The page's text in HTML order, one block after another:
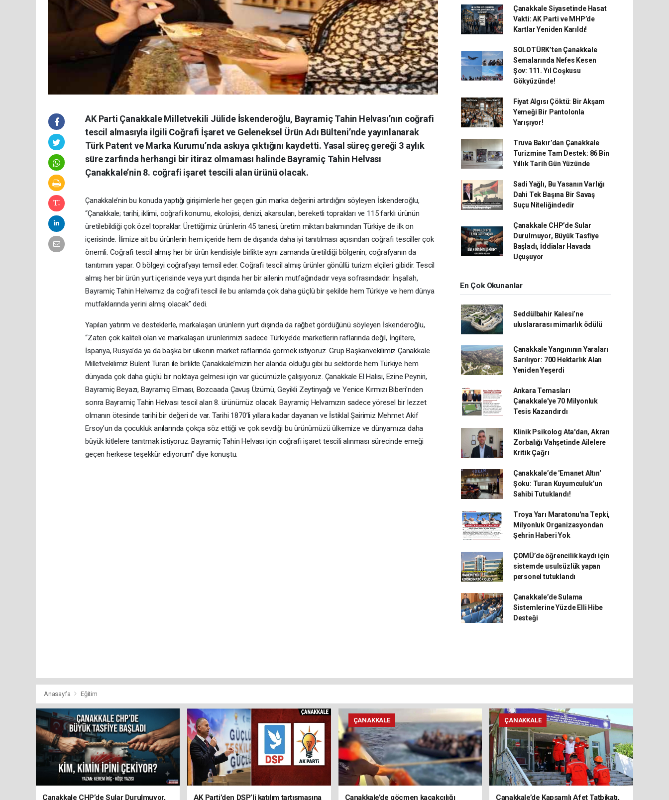
AK Parti Çanakkale Milletvekili Jülide İskenderoğlu, Bayramiç Tahin Helvası’nın coğrafi
tescil almasıyla ilgili Coğrafi İşaret ve Geleneksel Ürün Adı Bülteni’nde yayınlanarak
Türk Patent ve Marka Kurumu’nda askıya çıktığını kaydetti. Yasal süreç gereği 3 aylık
süre zarfında herhangi bir itiraz olmaması halinde Bayramiç Tahin Helvası
Çanakkale’nin 8. coğrafi işaret tescili alan ürünü olacak.
Çanakkale’nin bu konuda yaptığı girişimlerle her geçen gün marka değerini artırdığını söyleyen İskenderoğlu,
“Çanakkale; tarihi, iklimi, coğrafi konumu, ekolojisi, denizi, akarsuları, bereketli toprakları ve 115 farklı ürünün
üretilebildiği çok özel topraklar. Ürettiğimiz ürünlerin 45 tanesi, üretim miktarı bakımından Türkiye de ilk on
içerisinde. İlimize ait bu ürünlerin hem içeride hem de dışarıda daha iyi tanıtılması açısından coğrafi tesciller çok
önemli. Coğrafi tescil almış her bir ürün kendisiyle birlikte aynı zamanda üretildiği bölgenin, coğrafyanın da
tanıtımını yapar. O bölgeyi coğrafyayı temsil eder. Coğrafi tescil almış ürünler gönüllü turizm elçileri gibidir. Tescil
almış her bir ürün yurt içerisinde veya yurt dışında her bir ailenin mutfağındadır veya sofrasındadır. İnşallah,
Bayramiç Tahin Helvamız da coğrafi tescil ile bu anlamda çok daha güçlü bir şekilde hem Türkiye ve hem dünya
mutfaklarında yerini almış olacak” dedi.
Yapılan yatırım ve desteklerle, markalaşan ürünlerin yurt dışında da rağbet gördüğünü söyleyen İskenderoğlu,
“Zaten çok kaliteli olan ve markalaşan ürünlerimizi sadece Türkiye’de marketlerin raflarında değil, İngiltere,
İspanya, Rusya’da ya da başka bir ülkenin market raflarında görmek istiyoruz. Grup Başkanvekilimiz Çanakkale
Milletvekilimiz Bülent Turan ile birlikte Çanakkale’mizin her alanda olduğu gibi bu sektörde hem Türkiye hem
dünyada çok daha güçlü bir noktaya gelmesi için var gücümüzle çalışıyoruz. Çanakkale El Halısı, Ezine Peyniri,
Bayramiç Beyazı, Bayramiç Elması, Bozcaada Çavuş Üzümü, Geyikli Zeytinyağı ve Yenice Kırmızı Biberi’nden
sonra Bayramiç Tahin Helvası tescil alan 8. ürünümüz olacak. Bayramiç Helvamızın sadece yöresel bir lezzet
olmanın ötesinde tarihi bir değeri de var. Tarihi 1870’li yıllara kadar dayanan ve İstiklal Şairimiz Mehmet Akif
Ersoy’un da çocukluk anılarında çokça söz ettiği ve çok sevdiği bu ürünümüzü ülkemize ve dünyamıza daha
büyük kitlelere tanıtmak istiyoruz. Bayramiç Tahin Helvası için coğrafi işaret tescili alınması sürecinde emeği
geçen herkese teşekkür ediyorum” diye konuştu.
Çanakkale Siyasetinde Hasat
Vakti: AK Parti ve MHP’de
Kartlar Yeniden Karıldı!
SOLOTÜRK’ten Çanakkale
Semalarında Nefes Kesen
Şov: 111. Yıl Coşkusu
Gökyüzünde!
Fiyat Algısı Çöktü: Bir Akşam
Yemeği Bir Pantolonla
Yarışıyor!
Truva Bakır’dan Çanakkale
Turizmine Tam Destek: 86 Bin
Yıllık Tarih Gün Yüzünde
Sadi Yağlı, Bu Yasanın Varlığı
Dahi Tek Başına Bir Savaş
Suçu Niteliğindedir
Çanakkale CHP’de Sular
Durulmuyor, Büyük Tasfiye
Başladı, İddialar Havada
Uçuşuyor
En Çok Okunanlar
Seddülbahir Kalesi’ne
uluslararası mimarlık ödülü
Çanakkale Yangınının Yaraları
Sarılıyor: 700 Hektarlık Alan
Yeniden Yeşerdi
Ankara Temasları
Çanakkale'ye 70 Milyonluk
Tesis Kazandırdı
Klinik Psikolog Ata'dan, Akran
Zorbalığı Vahşetinde Ailelere
Kritik Çağrı
Çanakkale’de 'Emanet Altın'
Şoku: Turan Kuyumculuk’un
Sahibi Tutuklandı!
Troya Yarı Maratonu'na Tepki,
Milyonluk Organizasyondan
Şehrin Haberi Yok
ÇOMÜ’de öğrencilik kaydı için
sistemde usulsüzlük yapan
personel tutuklandı
Çanakkale’de Sulama
Sistemlerine Yüzde Elli Hibe
Desteği
Anasayfa Eğitim
Çanakkale CHP’de Sular Durulmuyor,
AK Parti’den DSP’li katılım tartışmasına
ÇANAKKALE
Çanakkale’de göçmen kaçakçılığı
ÇANAKKALE
Çanakkale’de Kapsamlı Afet Tatbikatı,